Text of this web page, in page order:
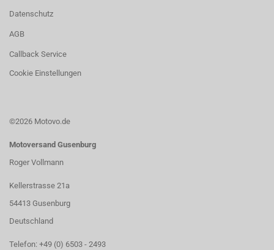
Datenschutz
AGB
Callback Service
Cookie Einstellungen
©2026 Motovo.de
Motoversand Gusenburg
Roger Vollmann
Kellerstrasse 21a
54413 Gusenburg
Deutschland
Telefon: +49 (0) 6503 - 2493